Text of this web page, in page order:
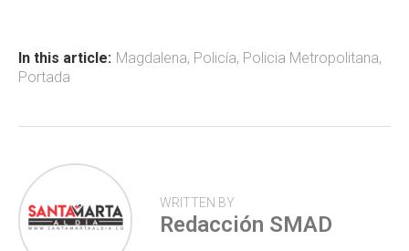
ok p
tir
In this article: Magdalena, Policía, Policia Metropolitana,
Portada
WRITTEN BY
Redacción SMAD